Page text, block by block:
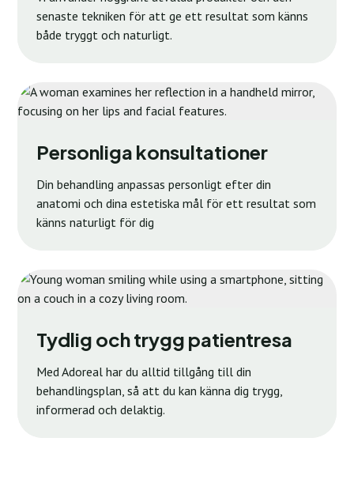
senaste tekniken för att ge ett resultat som känns
både tryggt och naturligt.
Personliga konsultationer
Din behandling anpassas personligt efter din
anatomi och dina estetiska mål för ett resultat som
känns naturligt för dig
Tydlig och trygg patientresa
Med Adoreal har du alltid tillgång till din
behandlingsplan, så att du kan känna dig trygg,
informerad och delaktig.